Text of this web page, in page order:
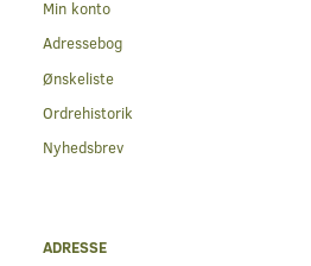
Min konto
Adressebog
Ønskeliste
Ordrehistorik
Nyhedsbrev
ADRESSE